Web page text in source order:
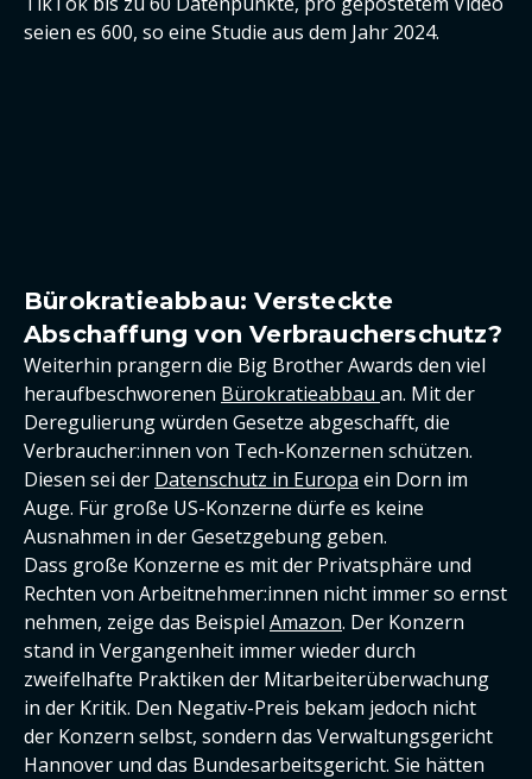
seien es 600, so eine Studie aus dem Jahr 2024.
Bürokratieabbau: Versteckte
Abschaffung von Verbraucherschutz?
Weiterhin prangern die Big Brother Awards den viel
heraufbeschworenen Bürokratieabbau an. Mit der
Deregulierung würden Gesetze abgeschafft, die
Verbraucher:innen von Tech-Konzernen schützen.
Diesen sei der Datenschutz in Europa ein Dorn im
Auge. Für große US-Konzerne dürfe es keine
Ausnahmen in der Gesetzgebung geben.
Dass große Konzerne es mit der Privatsphäre und
Rechten von Arbeitnehmer:innen nicht immer so ernst
nehmen, zeige das Beispiel Amazon. Der Konzern
stand in Vergangenheit immer wieder durch
zweifelhafte Praktiken der Mitarbeiterüberwachung
in der Kritik. Den Negativ-Preis bekam jedoch nicht
der Konzern selbst, sondern das Verwaltungsgericht
Hannover und das Bundesarbeitsgericht. Sie hätten